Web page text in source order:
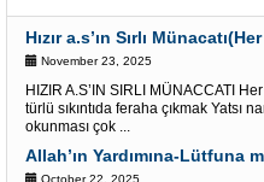
November 23, 2025
HIZIR A.S’IN SIRLI MÜNACCATI
türlü sıkıntıda feraha çıkmak Yatsı
okunması çok ...
Allah’ın Yardımına-Lütfuna
October 22, 2025